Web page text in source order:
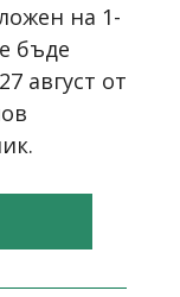
на 1-
бъде
август от